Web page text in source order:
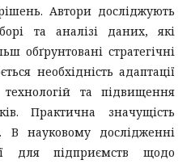
Автори досліджують
та аналізі даних, які
обґрунтовані стратегічні
необхідність адаптації
та підвищення
Практична значущість
В науковому дослідженні
для підприємств щодо